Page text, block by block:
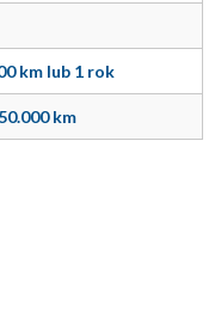
km lub 1 rok
km